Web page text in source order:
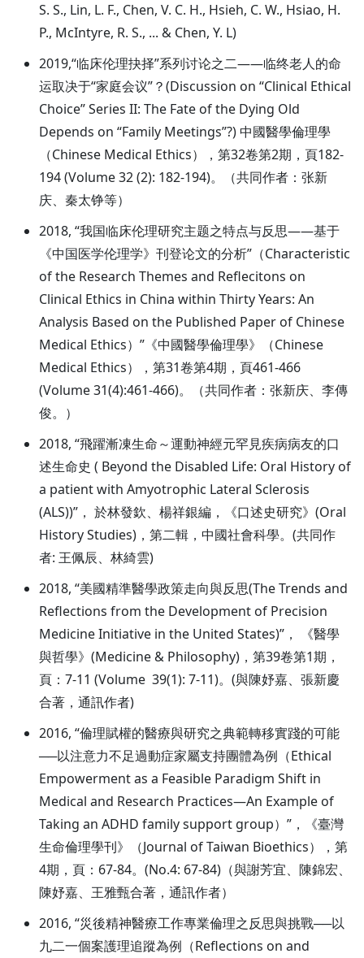
S. S., Lin, L. F., Chen, V. C. H., Hsieh, C. W., Hsiao, H.
P., McIntyre, R. S., ... & Chen, Y. L)
2019,“临床伦理抉择”系列讨论之二——临终老人的命
运取决于“家庭会议”？(Discussion on “Clinical Ethical
Choice” Series II: The Fate of the Dying Old
Depends on “Family Meetings”?) 中國醫學倫理學
（Chinese Medical Ethics），第32卷第2期，頁182-
194 (Volume 32 (2): 182-194)。（共同作者：张新
庆、秦太铮等）
2018, “我国临床伦理研究主题之特点与反思——基于
《中国医学伦理学》刊登论文的分析”（Characteristic
of the Research Themes and Reflecitons on
Clinical Ethics in China within Thirty Years: An
Analysis Based on the Published Paper of Chinese
Medical Ethics）”《中國醫學倫理學》（Chinese
Medical Ethics），第31卷第4期，頁461-466
(Volume 31(4):461-466)。（共同作者：张新庆、李傳
俊。）
2018, “飛躍漸凍生命～運動神經元罕見疾病病友的口
述生命史 ( Beyond the Disabled Life: Oral History of
a patient with Amyotrophic Lateral Sclerosis
(ALS))”， 於林發欽、楊祥銀編，《口述史研究》(Oral
History Studies)，第二輯，中國社會科學。(共同作
者: 王佩辰、林綺雲)
2018, “美國精準醫學政策走向與反思(The Trends and
Reflections from the Development of Precision
Medicine Initiative in the United States)”， 《醫學
與哲學》(Medicine & Philosophy)，第39卷第1期，
頁：7-11 (Volume 39(1): 7-11)。(與陳妤嘉、張新慶
合著，通訊作者)
2016, “倫理賦權的醫療與研究之典範轉移實踐的可能
──以注意力不足過動症家屬支持團體為例（Ethical
Empowerment as a Feasible Paradigm Shift in
Medical and Research Practices—An Example of
Taking an ADHD family support group）”，《臺灣
生命倫理學刊》（Journal of Taiwan Bioethics），第
4期，頁：67-84。(No.4: 67-84)（與謝芳宜、陳錦宏、
陳妤嘉、王雅甄合著，通訊作者）
2016, “災後精神醫療工作專業倫理之反思與挑戰──以
九二一個案護理追蹤為例（Reflections on and